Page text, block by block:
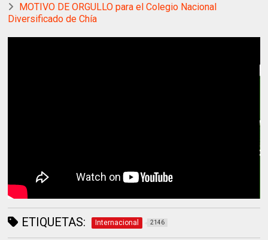
MOTIVO DE ORGULLO para el Colegio Nacional
Diversificado de Chía
ETIQUETAS: Internacional 2146